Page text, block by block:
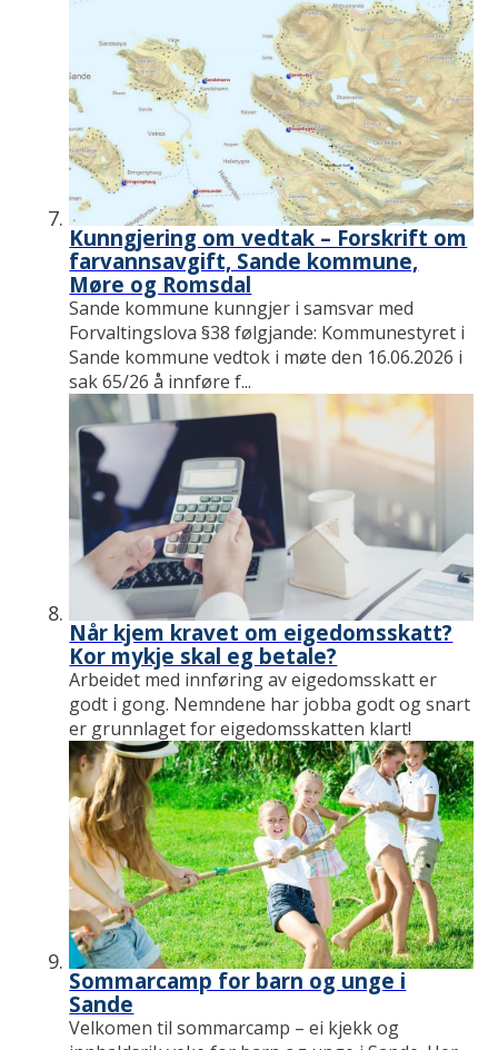
Kunngjering om vedtak – Forskrift om
farvannsavgift, Sande kommune,
Møre og Romsdal
Sande kommune kunngjer i samsvar med
Forvaltingslova §38 følgjande: Kommunestyret i
Sande kommune vedtok i møte den 16.06.2026 i
sak 65/26 å innføre f...
Når kjem kravet om eigedomsskatt?
Kor mykje skal eg betale?
Arbeidet med innføring av eigedomsskatt er
godt i gong. Nemndene har jobba godt og snart
er grunnlaget for eigedomsskatten klart!
Sommarcamp for barn og unge i
Sande
Velkomen til sommarcamp – ei kjekk og